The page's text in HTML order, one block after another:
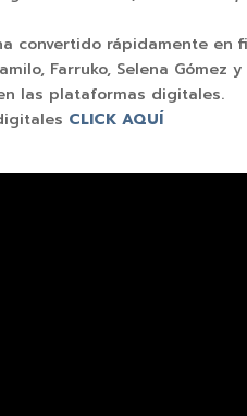
convertido rápidamente
Farruko, Selena
las plataformas digitales.
CLICK AQUÍ